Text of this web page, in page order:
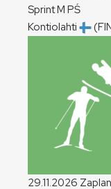
SprintM PŚ
Kontiolahti
29.11.2026